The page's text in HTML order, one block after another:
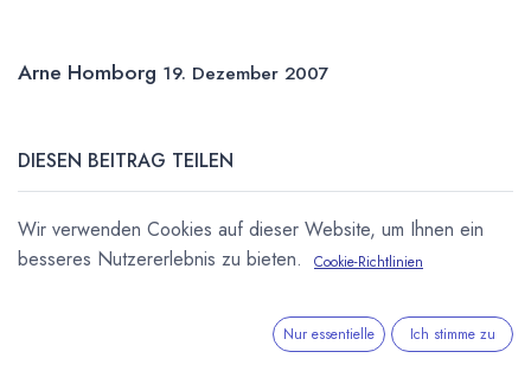
Arne Homborg 19. Dezember 2007
DIESEN BEITRAG TEILEN
Wir verwenden Cookies auf dieser Website, um Ihnen ein
besseres Nutzererlebnis zu bieten.
Cookie-Richtlinien
Nur essentielle Ich stimme zu